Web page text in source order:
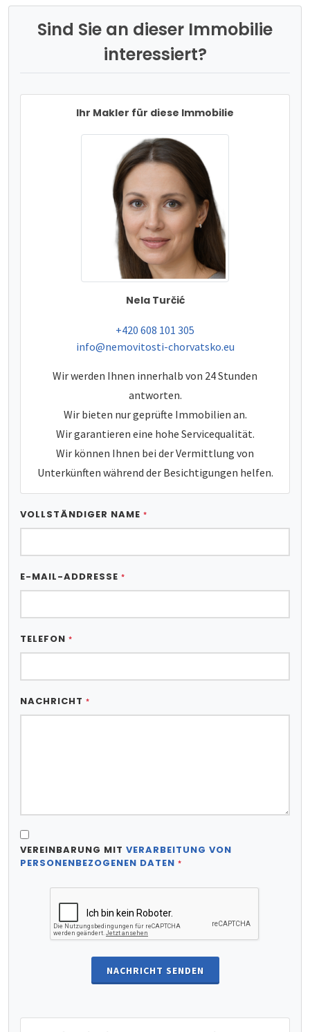
Sind Sie an dieser Immobilie
interessiert?
Ihr Makler für diese Immobilie
Nela Turčić
tel:
+420 608 101 305
e-mail:
info@nemovitosti-chorvatsko.eu
Wir werden Ihnen innerhalb von 24 Stunden
antworten.
Wir bieten nur geprüfte Immobilien an.
Wir garantieren eine hohe Servicequalität.
Wir können Ihnen bei der Vermittlung von
Unterkünften während der Besichtigungen helfen.
VOLLSTÄNDIGER NAME *
E-MAIL-ADDRESSE *
TELEFON *
NACHRICHT *
VEREINBARUNG MIT VERARBEITUNG VON
PERSONENBEZOGENEN DATEN *
NACHRICHT SENDEN